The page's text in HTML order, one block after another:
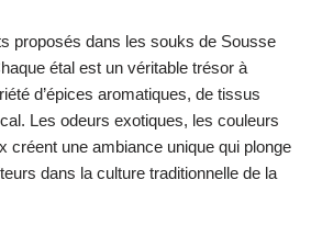
proposés dans les souks de Sousse
étal est un véritable trésor à
d’épices aromatiques, de tissus
Les odeurs exotiques, les couleurs
créent une ambiance unique qui plonge
dans la culture traditionnelle de la